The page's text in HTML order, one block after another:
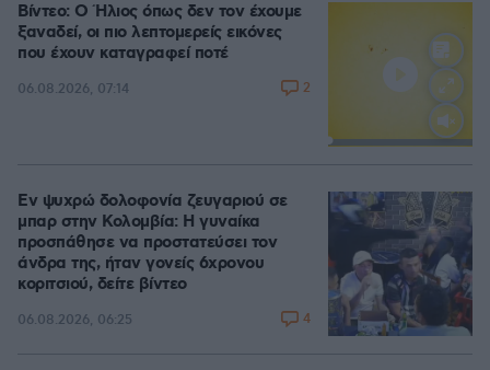
Loaded:
Βίντεο: Ο Ήλιος όπως δεν τον έχουμε
ξαναδεί, οι πιο λεπτομερείς εικόνες
που έχουν καταγραφεί ποτέ
06.08.2026, 07:14 2
Εν ψυχρώ δολοφονία ζευγαριού σε
μπαρ στην Κολομβία: Η γυναίκα
προσπάθησε να προστατεύσει τον
άνδρα της, ήταν γονείς 6χρονου
κοριτσιού, δείτε βίντεο
06.08.2026, 06:25 4